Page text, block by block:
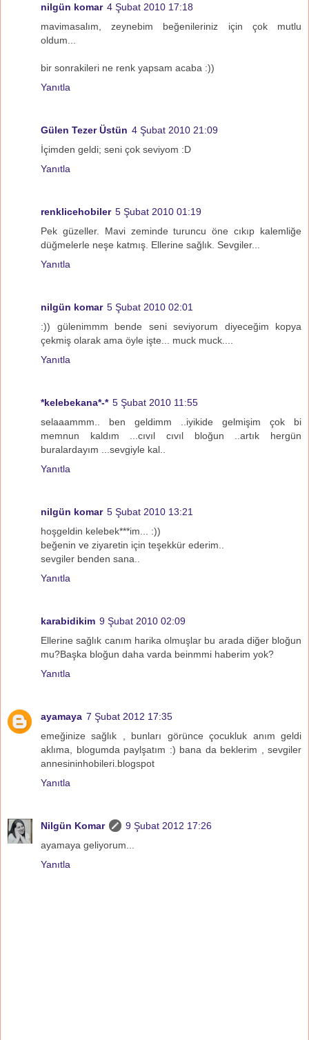
nilgün komar 4 Şubat 2010 17:18
mavimasalım, zeynebim beğenileriniz için çok mutlu
oldum...
bir sonrakileri ne renk yapsam acaba :))
Yanıtla
Gülen Tezer Üstün 4 Şubat 2010 21:09
İçimden geldi; seni çok seviyom :D
Yanıtla
renklicehobiler 5 Şubat 2010 01:19
Pek güzeller. Mavi zeminde turuncu öne cıkıp kalemliğe
düğmelerle neşe katmış. Ellerine sağlık. Sevgiler...
Yanıtla
nilgün komar 5 Şubat 2010 02:01
:)) gülenimmm bende seni seviyorum diyeceğim kopya
çekmiş olarak ama öyle işte... muck muck....
Yanıtla
*kelebekana*-* 5 Şubat 2010 11:55
selaaammm.. ben geldimm ..iyikide gelmişim çok bi
memnun kaldım ...cıvıl cıvıl bloğun ..artık hergün
buralardayım ...sevgiyle kal..
Yanıtla
nilgün komar 5 Şubat 2010 13:21
hoşgeldin kelebek***im... :))
beğenin ve ziyaretin için teşekkür ederim..
sevgiler benden sana..
Yanıtla
karabidikim 9 Şubat 2010 02:09
Ellerine sağlık canım harika olmuşlar bu arada diğer bloğun
mu?Başka bloğun daha varda beinmmi haberim yok?
Yanıtla
ayamaya 7 Şubat 2012 17:35
emeğinize sağlık , bunları görünce çocukluk anım geldi
aklıma, blogumda paylşatım :) bana da beklerim , sevgiler
annesininhobileri.blogspot
Yanıtla
Nilgün Komar
9 Şubat 2012 17:26
ayamaya geliyorum...
Yanıtla